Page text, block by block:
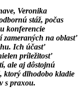
Veronika
stáž, počas
konferencie
zameraných na oblasť
Ich účasť
príležitosť
ale aj dôstojnú
ktorý dlhodobo kladie
s praxou.